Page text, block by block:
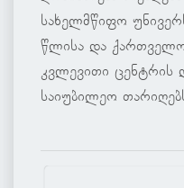
სახელმწიფო
წლისა და
კვლევითი ცენტრის
საიუბილეო